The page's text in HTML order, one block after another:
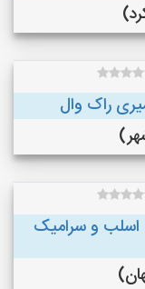
راک وال
و سرامیک